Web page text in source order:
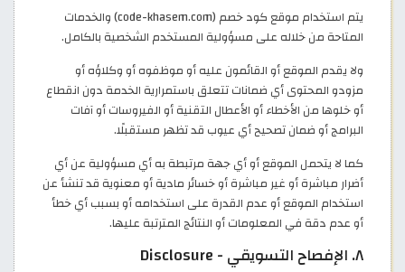
يتم استخدام موقع كود خصم (code-khasem.com) والخدمات
المتاحة من خلاله على مسؤولية المستخدم الشخصية بالكامل.
ولا يقدم الموقع أو القائمون عليه أو موظفوه أو وكلاؤه أو
مزودو المحتوى أي ضمانات تتعلق باستمرارية الخدمة دون انقطاع
أو خلوها من الأخطاء أو الأعطال التقنية أو الفيروسات أو آفات
البرامج أو ضمان تصحيح أي عيوب قد تظهر مستقبلًا.
كما لا يتحمل الموقع أو أي جهة مرتبطة به أي مسؤولية عن أي
أضرار مباشرة أو غير مباشرة أو خسائر مادية أو معنوية قد تنشأ عن
استخدام الموقع أو عدم القدرة على استخدامه أو بسبب أي خطأ
أو عدم دقة في المعلومات أو النتائج المترتبة عليها.
٨. الإفصاح التسويقي - Disclosure